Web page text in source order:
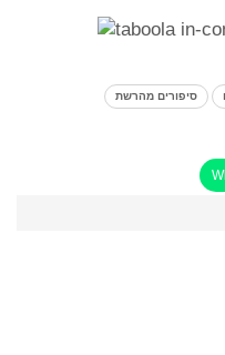
סיפורים מהרשת